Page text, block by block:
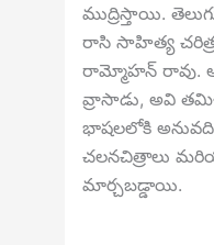
ముద్రిస్తాయి.
రాసి సాహిత్య
రామ్మోహన్ రావు.
వ్రాసాడు, అవి
భాషలలోకి
చలనచిత్రాలు
మార్చబడ్డాయి.